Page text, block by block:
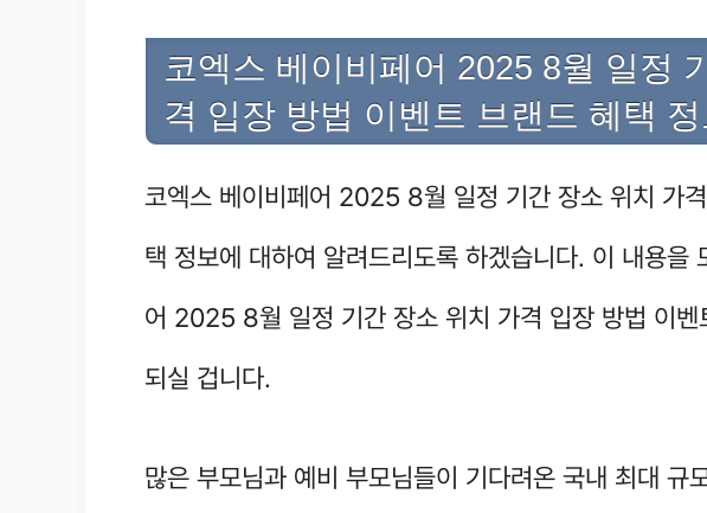
코엑스 베이비페어 2025 8월 일정
격 입장 방법 이벤트 브랜드 혜택 정
코엑스 베이비페어 2025 8월 일정 기간 장소 위치 가
택 정보에 대하여 알려드리도록 하겠습니다. 이 내용을
어 2025 8월 일정 기간 장소 위치 가격 입장 방법 이벤
되실 겁니다.
많은 부모님과 예비 부모님들이 기다려온 국내 최대 규